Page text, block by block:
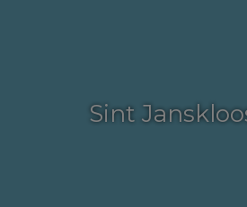
Sint